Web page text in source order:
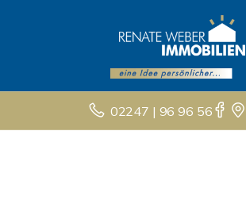
02247 | 96 96 56